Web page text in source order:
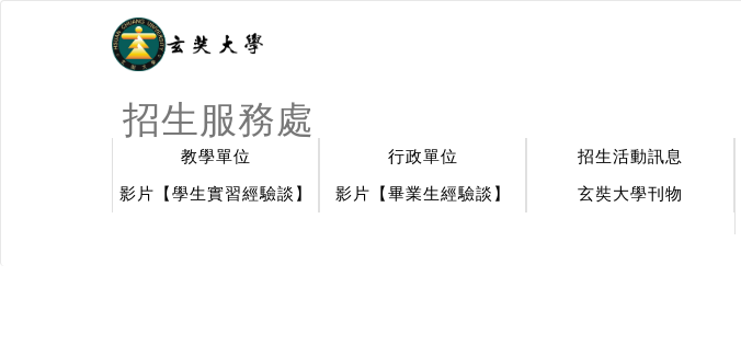
招生服務處
教學單位 行政單位 招生活動訊息
影片【學生實習經驗談】
影片【畢業生經驗談】 玄奘大學刊物